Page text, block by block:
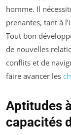
homme. Il
prenantes, tant à
Tout bon
de nouvelles
conflits et de
faire avancer les
Aptitudes
capacités